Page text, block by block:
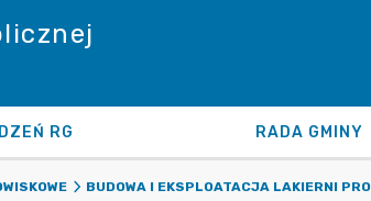
RG RADA GMINY
BUDOWA I EKSPLOATACJA LAKIERNI